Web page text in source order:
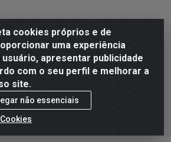
cookies próprios e de
uma experiência
apresentar publicidade
com o seu perfil e melhorar a
site.
não essenciais
DE AUTO PECAS LTDA - Rua
Galpão 03 SL 1 - Alecrim - Vila
033 - CNPJ: 29.722.419/0003-09